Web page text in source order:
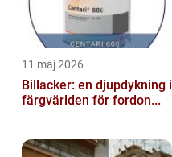
11 maj 2026
Billacker: en djupdykning i
färgvärlden för fordon...